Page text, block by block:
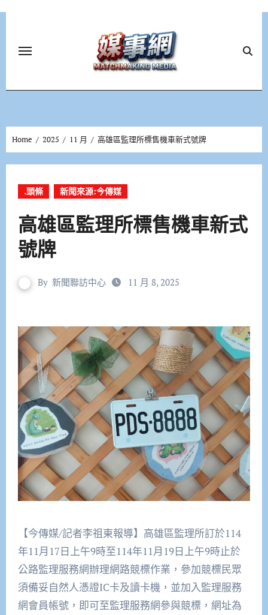
Home 2025 11 月 高雄區監理所標售機車新式號牌
.頭條 新聞來源:今傳媒
高雄區監理所標售機車新式
號牌
By 新聞聯訪中心 11 月 8, 2025
【今傳媒/記者李祖東報導】高雄區監理所訂於114
年11月17日上午9時至114年11月19日上午9時止於
公路監理服務網辦理網路競標作業，參加競標民眾
須備妥自然人憑證IC卡及讀卡機，並加入監理服務
網會員帳號，即可至監理服務網參與競標，網址為